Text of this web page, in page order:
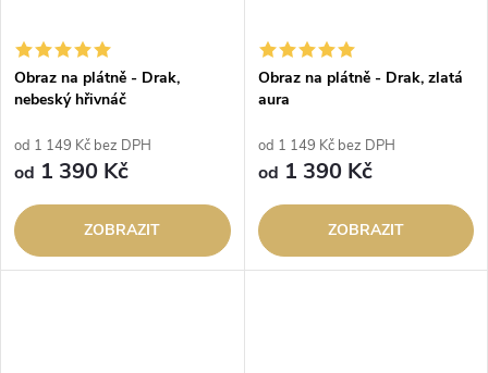
Obraz na plátně - Drak,
nebeský hřivnáč
od 1 149 Kč bez DPH
od 1 390 Kč
ZOBRAZIT
Obraz na plátně - Drak, zlatá
aura
od 1 149 Kč bez DPH
od 1 390 Kč
ZOBRAZIT